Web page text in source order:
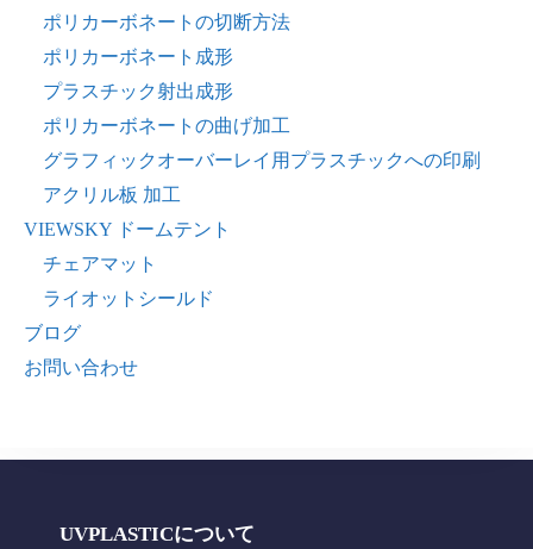
ポリカーボネートの切断方法
ポリカーボネート成形
プラスチック射出成形
ポリカーボネートの曲げ加工
グラフィックオーバーレイ用プラスチックへの印刷
アクリル板 加工
VIEWSKY ドームテント
チェアマット
ライオットシールド
ブログ
お問い合わせ
UVPLASTICについて